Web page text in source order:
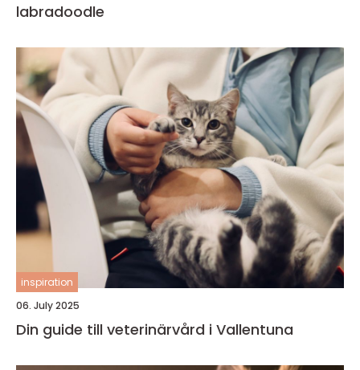
labradoodle
inspiration
06. July 2025
Din guide till veterinärvård i Vallentuna